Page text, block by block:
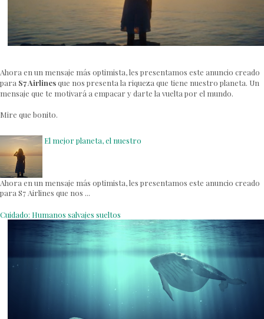
Ahora en un mensaje más optimista, les presentamos este anuncio creado
para S7 Airlinesque nos presenta la riqueza que tiene nuestro planeta. Un
mensaje que te motivará a empacar y darte la vuelta por el mundo.
Mire que bonito.
El mejor planeta, el nuestro
Ahora en un mensaje más optimista, les presentamos este anuncio creado
para S7 Airlines que nos ...
Cuidado: Humanos salvajes sueltos